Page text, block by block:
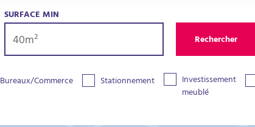
SURFACE MIN
Rechercher
Bureaux/Commerce Stationnement Investissement
meublé